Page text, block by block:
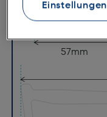
57mm
Einstellungen